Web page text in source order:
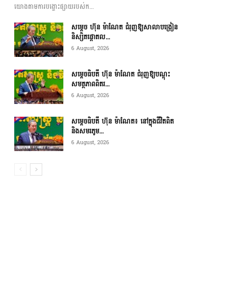
យោងតាមការបង្ហោះផ្សាយរបស់ក...
សម្តេច ហ៊ុន ម៉ាណែត ជំរុញឱ្យសាលាបង្រៀន
និស្សិតផ្តោតល...
6 August, 2026
សម្តេចធិបតី ហ៊ុន ម៉ាណែត ជំរុញឱ្យបណ្តុះ
សមត្ថភាពពិតរ...
6 August, 2026
សម្តេចធិបតី ហ៊ុន ម៉ាណែត៖ នៅក្នុងជីវិតពិត
និងសមរភូម...
6 August, 2026